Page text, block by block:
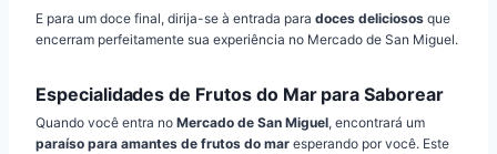
E para um doce final, dirija-se à entrada para doces deliciosos que
encerram perfeitamente sua experiência no Mercado de San Miguel.
Especialidades de Frutos do Mar para Saborear
Quando você entra no Mercado de San Miguel, encontrará um
paraíso para amantes de frutos do mar esperando por você. Este